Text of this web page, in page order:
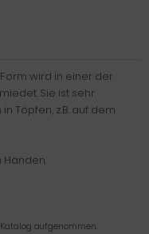
wird in einer der
Sie ist sehr
Töpfen, z.B. auf dem
Katalog aufgenommen.